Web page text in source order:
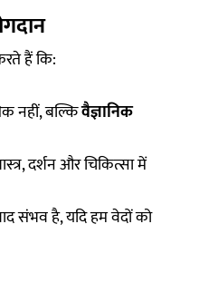
हैं कि:
नहीं, बल्किवैज्ञानिक
दर्शन और चिकित्सा में
संभव है, यदि हम वेदों को